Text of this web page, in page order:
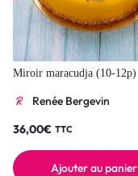
Miroir maracudja (10-12p)
Renée Bergevin
36,00€ TTC
Ajouter au panier